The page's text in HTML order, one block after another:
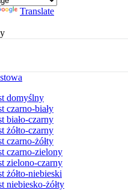
Translate
domyślny
czarno-biały
biało-czarny
żółto-czarny
czarno-żółty
czarno-zielony
zielono-czarny
żółto-niebieski
niebiesko-żółty